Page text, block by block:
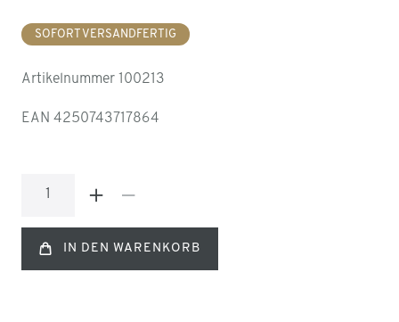
SOFORT VERSANDFERTIG
Artikelnummer 100213
EAN 4250743717864
IN DEN WARENKORB